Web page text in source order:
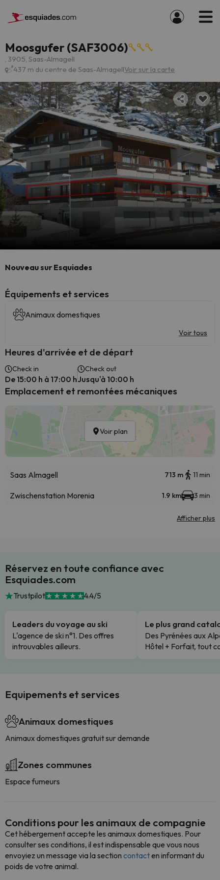
Moosgufer (SAF3006)
, 3905, Saas-Almagell
437 m du centre de Saas-AlmagellVoir sur la carte
Nouveau sur Esquiades
​Équipements et services
Animaux domestiques
Voir tous
Heures d'arrivée et de départ
Check in
De 15:00 h à 17:00 h
Check out
Jusqu'à 10:00 h
Emplacement et remontées mécaniques
Voir plan
Saas Almagell 713 m 11 min
Zwischenstation Morenia 1.9 km 3 min
Afficher plus
Réservez en toute confiance avec
Esquiades.com
Trustpilot 4.4/5
Leaders du voyage au ski
L'agence de ski n°1. Des offres
introuvables ailleurs.
Le plus grand
Des Pyrénées aux
Hôtel + Forfait, tout
Equipements et services
Animaux domestiques
Animaux domestiques gratuit sur demande
Zones communes
Espace fumeurs
Conditions pour les animaux de compagnie
Cet hébergement accepte les animaux domestiques. Pour
consulter ses conditions, il est indispensable que vous nous
envoyiez un message via la section contacten informant du
poids de votre animal.